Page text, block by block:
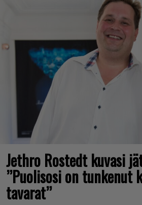
Jethro Rostedt kuvasi
”Puolisosi on tunkenut
tavarat”